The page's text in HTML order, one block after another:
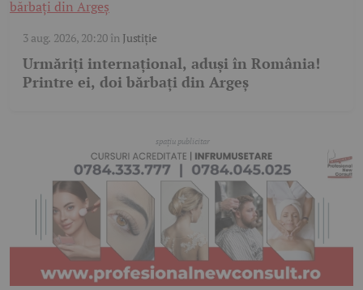
3 aug. 2026, 20:20în Justiție
Urmăriți internațional, aduși în România!
Printre ei, doi bărbați din Argeș